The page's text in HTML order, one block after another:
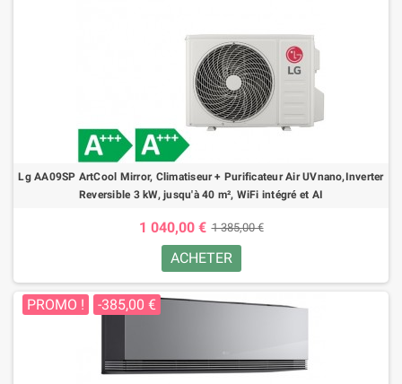
Lg AA09SP ArtCool Mirror, Climatiseur + Purificateur Air UVnano,Inverter
Reversible 3 kW, jusqu'à 40 m², WiFi intégré et AI
1 040,00 € 1 385,00 €
ACHETER
PROMO ! -385,00 €